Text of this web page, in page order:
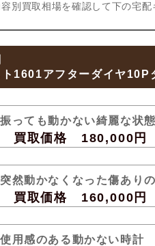
別買取相場を確認して下の宅
1601アフターダイヤ10P
振っても動かない綺麗な状
買取価格 180,000円
突然動かなくなった傷あり
買取価格 160,000円
使用感のある動かない時計